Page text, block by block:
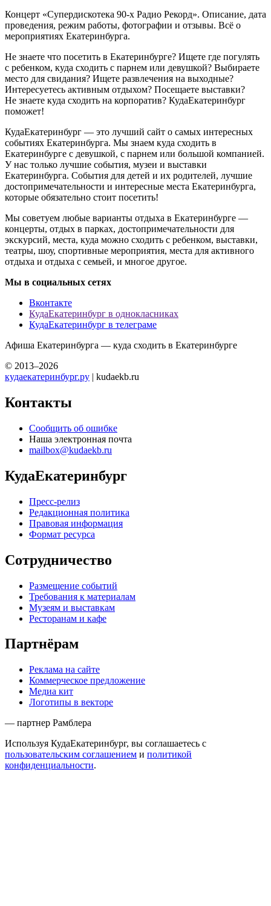
Концерт «Супердискотека 90-х Радио Рекорд». Описание, дата
проведения, режим работы, фотографии и отзывы. Всё о
мероприятиях Екатеринбурга.
Не знаете что посетить в Екатеринбурге? Ищете где погулять
с ребенком, куда сходить с парнем или девушкой? Выбираете
место для свидания? Ищете развлечения на выходные?
Интересуетесь активным отдыхом? Посещаете выставки?
Не знаете куда сходить на корпоратив? КудаЕкатеринбург
поможет!
КудаЕкатеринбург — это лучший сайт о самых интересных
событиях Екатеринбурга. Мы знаем куда сходить в
Екатеринбурге с девушкой, с парнем или большой компанией.
У нас только лучшие события, музеи и выставки
Екатеринбурга. События для детей и их родителей, лучшие
достопримечательности и интересные места Екатеринбурга,
которые обязательно стоит посетить!
Мы советуем любые варианты отдыха в Екатеринбурге —
концерты, отдых в парках, достопримечательности для
экскурсий, места, куда можно сходить с ребенком, выставки,
театры, шоу, спортивные мероприятия, места для активного
отдыха и отдыха с семьей, и многое другое.
Мы в социальных сетях
Вконтакте
КудаЕкатеринбург в однокласниках
КудаЕкатеринбург в телеграме
Афиша Екатеринбурга — куда сходить в Екатеринбурге
© 2013–2026
кудаекатеринбург.ру | kudaekb.ru
Контакты
Сообщить об ошибке
Наша электронная почта
mailbox@kudaekb.ru
КудаЕкатеринбург
Пресс-релиз
Редакционная политика
Правовая информация
Формат ресурса
Сотрудничество
Размещение событий
Требования к материалам
Музеям и выставкам
Ресторанам и кафе
Партнёрам
Реклама на сайте
Коммерческое предложение
Медиа кит
Логотипы в векторе
— партнер Рамблера
Используя КудаЕкатеринбург, вы соглашаетесь с
пользовательским соглашением и политикой
конфиденциальности.